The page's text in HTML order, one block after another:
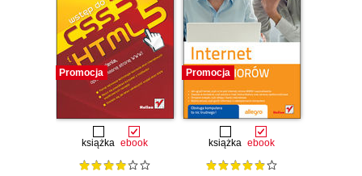
Promocja
książka ebook
Promocja
książka ebook